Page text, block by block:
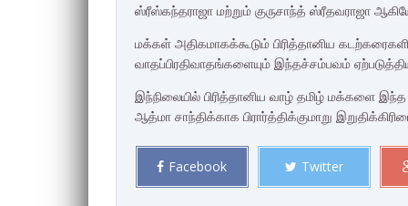
ஸ்ரீஸ்கந்தராஜா மற்றும் குருசாந்த் ஸ்ரீதவராஜா
மக்கள் அதிகமாகக்கூடும் பிரித்தானிய
வாதப்பிரதிவாதங்களையும் இந்தச்சம்பவம்
இந்நிலையில் பிரித்தானிய வாழ் தமிழ் மக்களை
ஆத்மா சாந்திக்காக பிரார்த்திக்குமாறு
Facebook Twitter